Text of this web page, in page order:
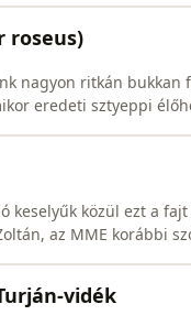
roseus)
nagyon ritkán
eredeti sztyeppi
keselyűk közül ezt a
az MME korábbi
vidék